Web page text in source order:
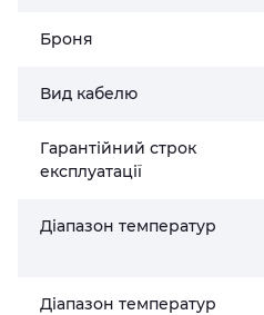
Броня
Вид кабелю
Гарантійний строк
експлуатації
Діапазон температур
Діапазон температур